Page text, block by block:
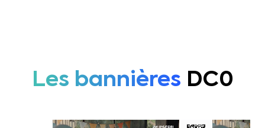
Les bannières DC0